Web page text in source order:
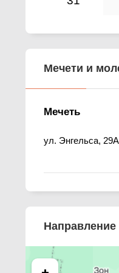
Мечети и
Мечеть
ул. Энгельса,